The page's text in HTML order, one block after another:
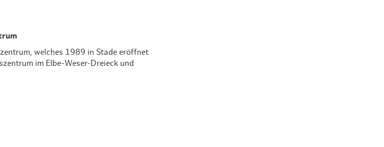
welches 1989 in Stade eröffnet
im Elbe-Weser-Dreieck und